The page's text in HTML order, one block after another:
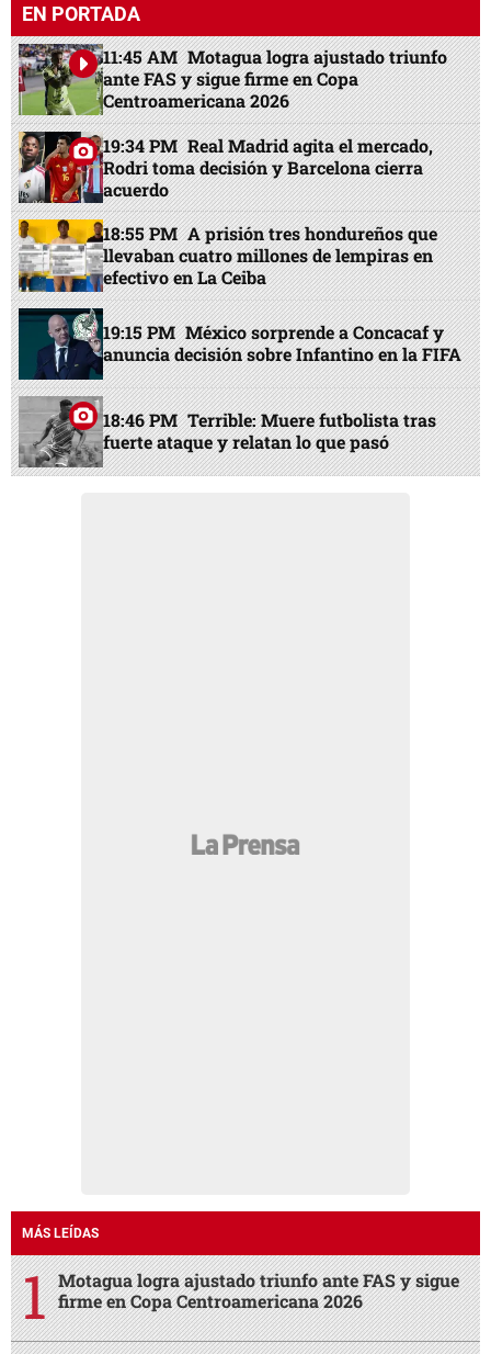
EN PORTADA
11:45 AM Motagua logra ajustado triunfo
ante FAS y sigue firme en Copa
Centroamericana 2026
19:34 PM Real Madrid agita el mercado,
Rodri toma decisión y Barcelona cierra
acuerdo
18:55 PM A prisión tres hondureños que
llevaban cuatro millones de lempiras en
efectivo en La Ceiba
19:15 PM México sorprende a Concacaf y
anuncia decisión sobre Infantino en la FIFA
18:46 PM Terrible: Muere futbolista tras
fuerte ataque y relatan lo que pasó
MÁS LEÍDAS
Motagua logra ajustado triunfo ante FAS y sigue
firme en Copa Centroamericana 2026